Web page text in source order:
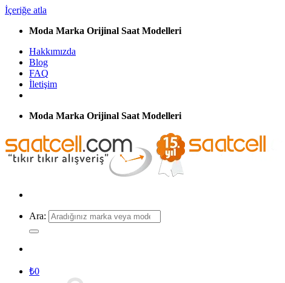
İçeriğe atla
Moda Marka Orijinal Saat Modelleri
Hakkımızda
Blog
FAQ
İletişim
Moda Marka Orijinal Saat Modelleri
Ara:
₺0